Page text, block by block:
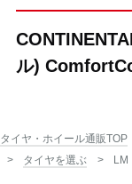
ル)
タイヤ・ホイール通販TOP
タイヤを選ぶ
LM